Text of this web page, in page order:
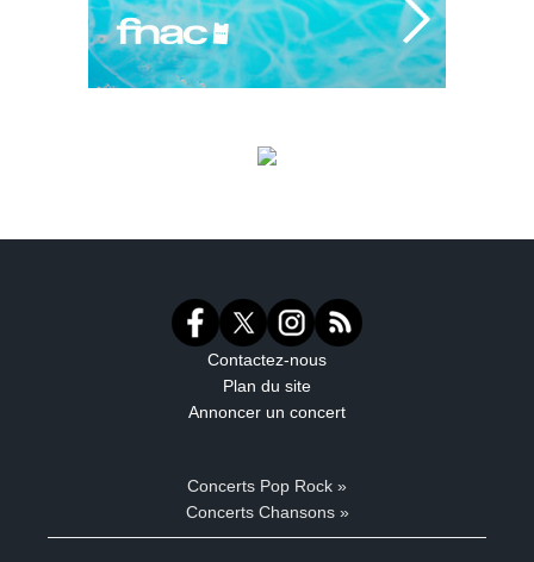
Contactez-nous
Plan du site
Annoncer un concert
Concerts Pop Rock »
Concerts Chansons »